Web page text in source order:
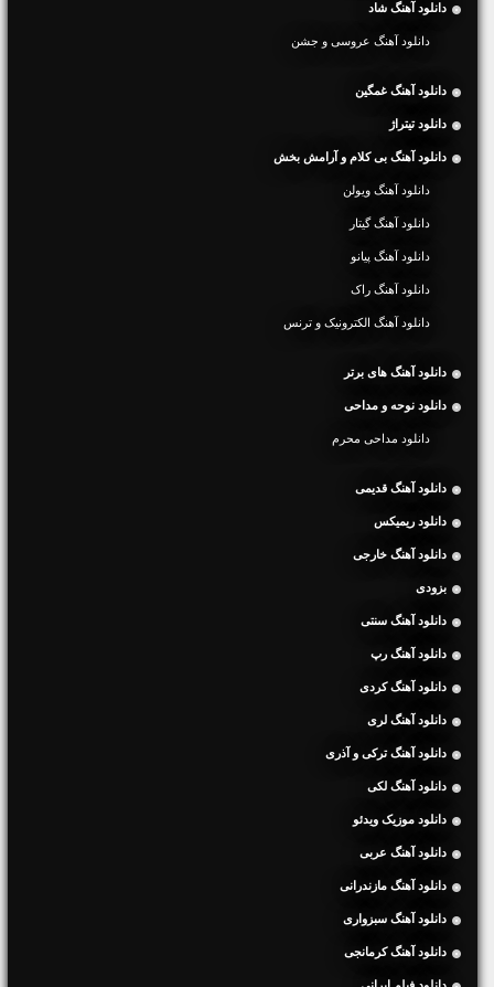
دانلود آهنگ شاد
دانلود آهنگ عروسی و جشن
دانلود آهنگ غمگین
دانلود تیتراژ
دانلود آهنگ بی کلام و آرامش بخش
دانلود آهنگ ویولن
دانلود آهنگ گیتار
دانلود آهنگ پیانو
دانلود آهنگ راک
دانلود آهنگ الکترونیک و ترنس
دانلود آهنگ های برتر
دانلود نوحه و مداحی
دانلود مداحی محرم
دانلود آهنگ قدیمی
دانلود ریمیکس
دانلود آهنگ خارجی
بزودی
دانلود آهنگ سنتی
دانلود آهنگ رپ
دانلود آهنگ کردی
دانلود آهنگ لری
دانلود آهنگ ترکی و آذری
دانلود آهنگ لکی
دانلود موزیک ویدئو
دانلود آهنگ عربی
دانلود آهنگ مازندرانی
دانلود آهنگ سبزواری
دانلود آهنگ کرمانجی